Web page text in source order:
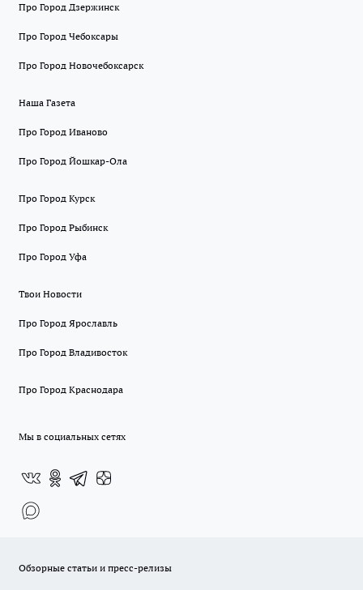
Про Город Дзержинск
Про Город Чебоксары
Про Город Новочебоксарск
Наша Газета
Про Город Иваново
Про Город Йошкар-Ола
Про Город Курск
Про Город Рыбинск
Про Город Уфа
Твои Новости
Про Город Ярославль
Про Город Владивосток
Про Город Краснодара
Мы в социальных сетях
Обзорные статьи и пресс-релизы